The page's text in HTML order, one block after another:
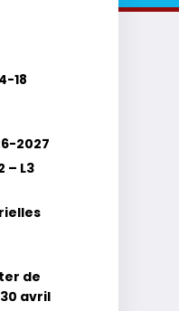
18
2027
– L3
de
avril